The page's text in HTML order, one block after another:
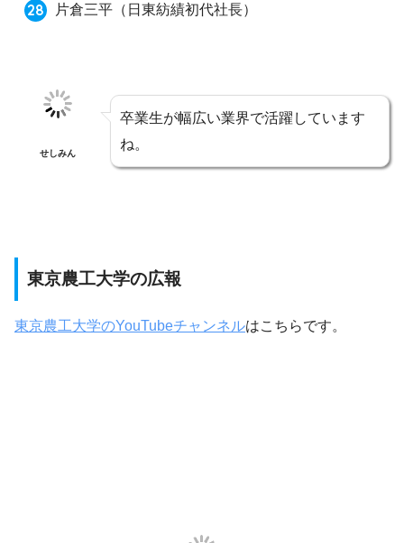
片倉三平 （日東紡績初代社長）
せしみん
卒業生が幅広い業界で活躍しています
ね。
東京農工大学の広報
東京農工大学のYouTubeチャンネルはこちらです。